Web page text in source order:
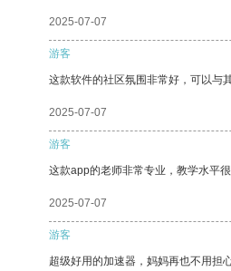
2025-07-07
游客
这款软件的社区氛围非常好，可以与
2025-07-07
游客
这款app的老师非常专业，教学水平
2025-07-07
游客
超级好用的加速器，妈妈再也不用担